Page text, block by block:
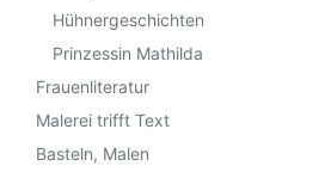
Hühnergeschichten
Prinzessin Mathilda
Frauenliteratur
Malerei trifft Text
Basteln, Malen